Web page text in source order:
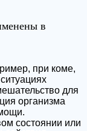
в
при коме,
для
организма
состоянии или